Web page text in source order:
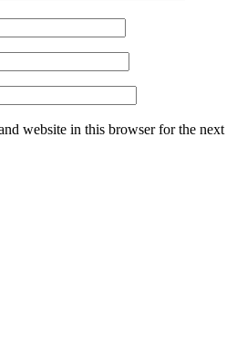
website in this browser for the next